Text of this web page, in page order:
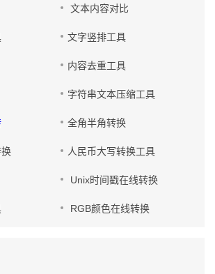
文本内容对比
文字竖排工具
内容去重工具
字符串文本压缩工具
全角半角转换
人民币大写转换工具
Unix时间戳在线转换
RGB颜色在线转换